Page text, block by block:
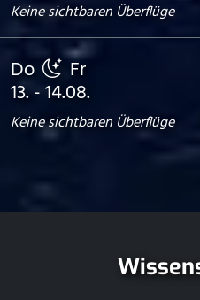
Keine sichtbaren Überflüge
Do Fr
13. - 14.08.
Keine sichtbaren Überflüge